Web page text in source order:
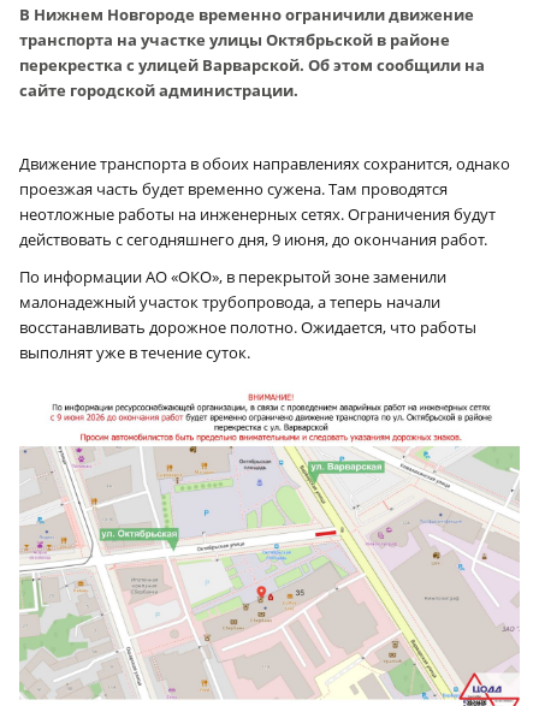
В Нижнем Новгороде временно ограничили движение
транспорта на участке улицы Октябрьской в районе
перекрестка с улицей Варварской. Об этом сообщили на
сайте городской администрации.
Движение транспорта в обоих направлениях сохранится, однако
проезжая часть будет временно сужена. Там проводятся
неотложные работы на инженерных сетях. Ограничения будут
действовать с сегодняшнего дня, 9 июня, до окончания работ.
По информации АО «ОКО», в перекрытой зоне заменили
малонадежный участок трубопровода, а теперь начали
восстанавливать дорожное полотно. Ожидается, что работы
выполнят уже в течение суток.